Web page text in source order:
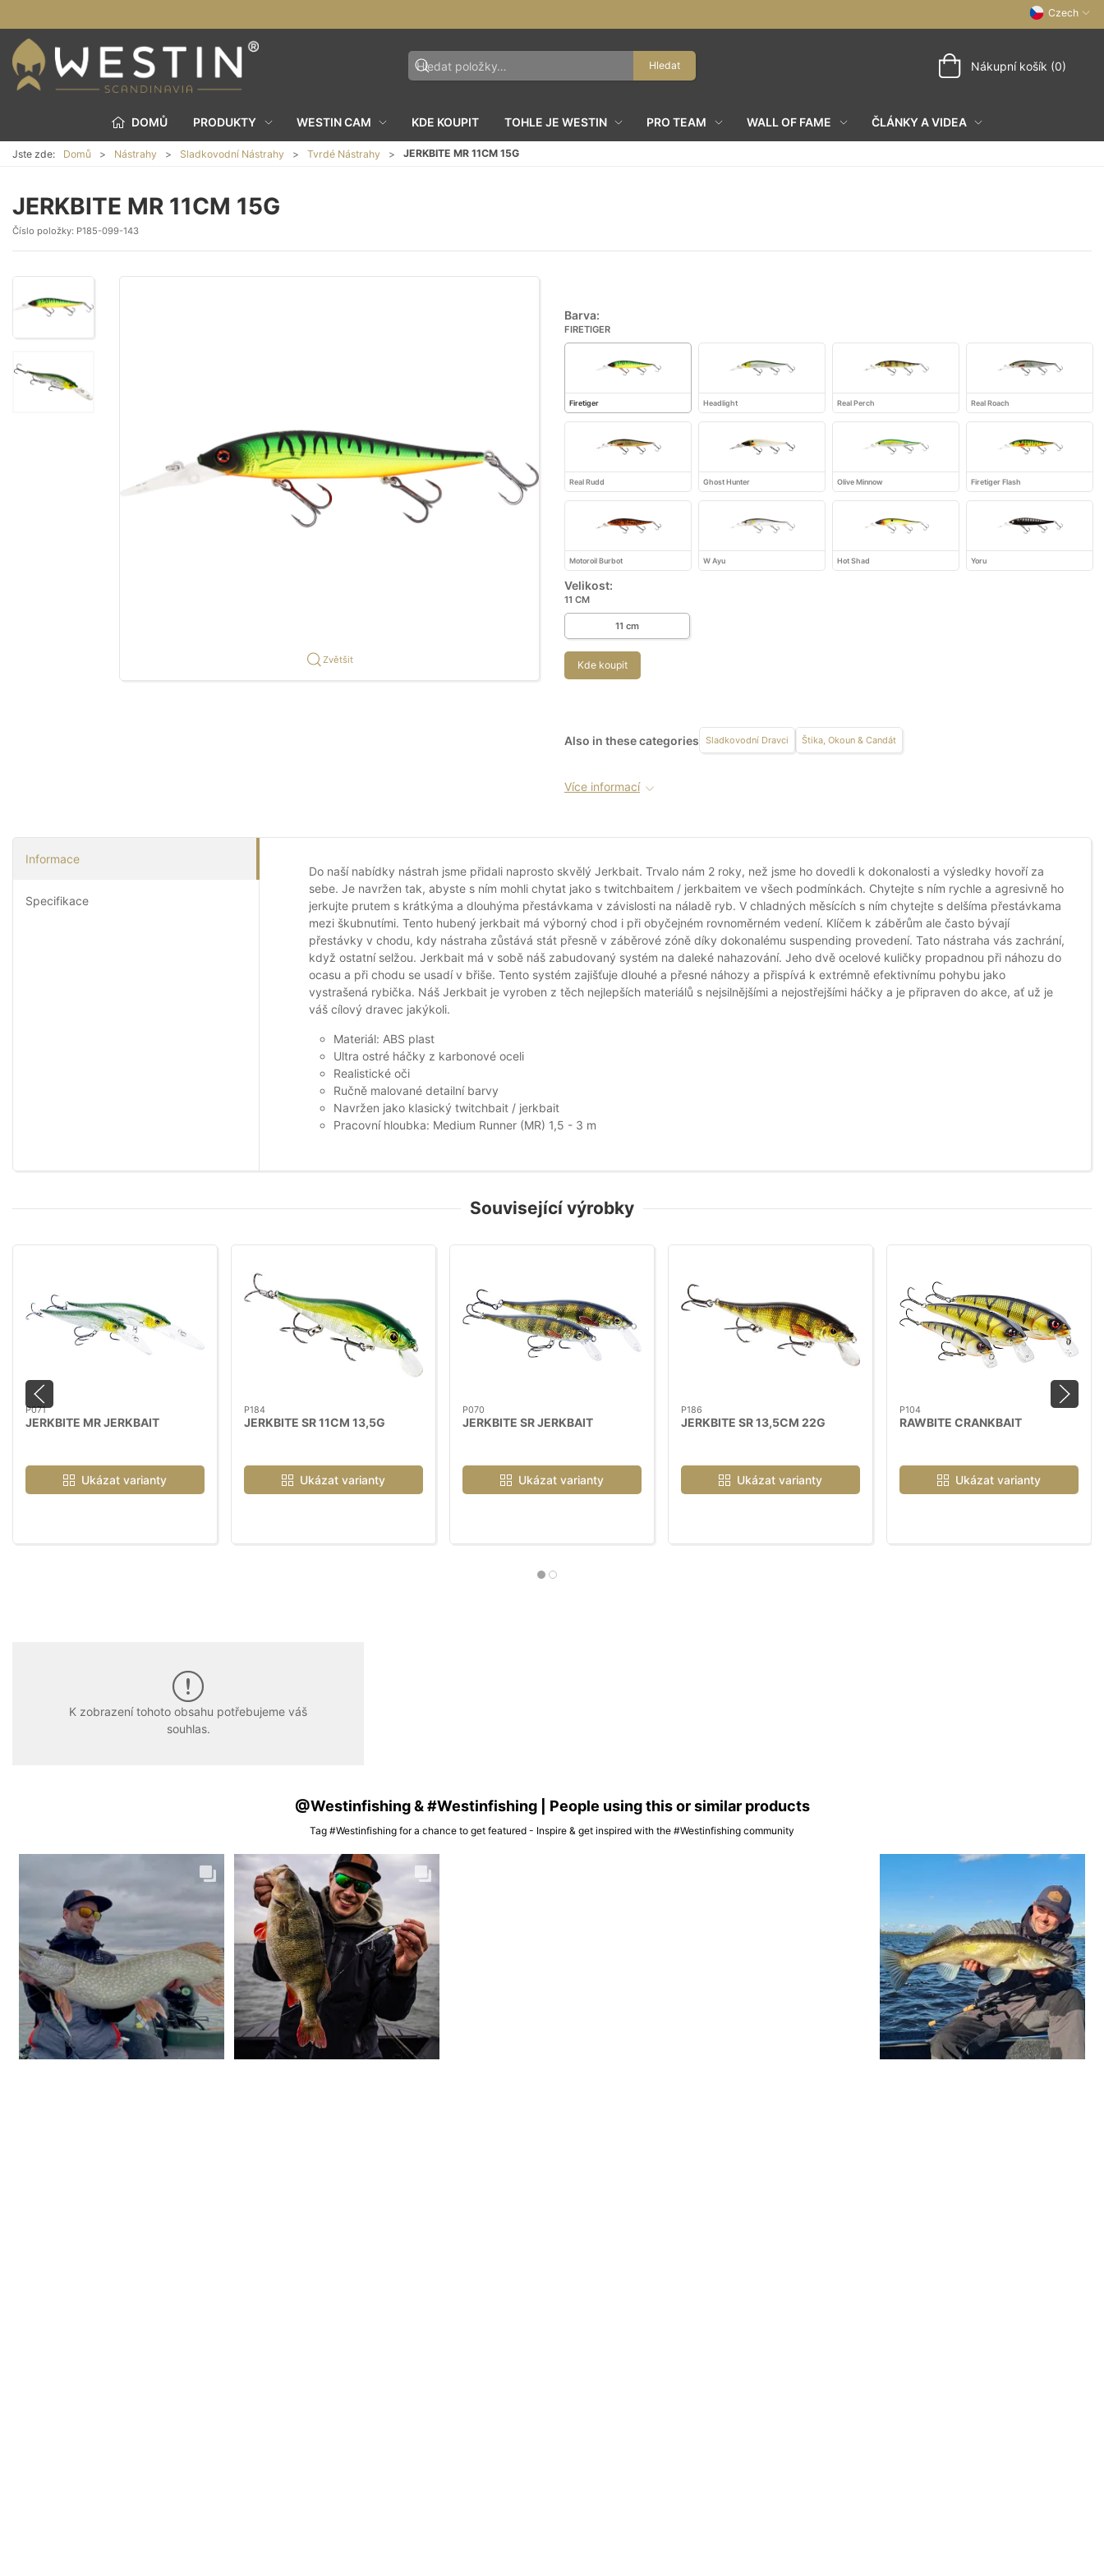
Czech
Hledat Nákupní košík (0)
DOMŮ PRODUKTY WESTIN CAM KDE KOUPIT TOHLE JE WESTIN PRO TEAM WALL OF FAME ČLÁNKY A VIDEA
Jste zde: Domů Nástrahy Sladkovodní Nástrahy Tvrdé Nástrahy JERKBITE MR 11CM 15G
JERKBITE MR 11CM 15G
Číslo položky: P185-099-143
Zvětšit
Barva:
FIRETIGER
Firetiger Headlight Real Perch Real Roach
Real Rudd Ghost Hunter Olive Minnow Firetiger Flash
Motoroil Burbot W Ayu Hot Shad Yoru
Velikost:
11 CM
11 cm
Kde koupit
Also in these categories Sladkovodní Dravci Štika, Okoun & Candát
Více informací
Informace
Specifikace
Do naší nabídky nástrah jsme přidali naprosto skvělý Jerkbait. Trvalo nám 2 roky, než jsme ho dovedli k dokonalosti a výsledky hovoří za
sebe. Je navržen tak, abyste s ním mohli chytat jako s twitchbaitem / jerkbaitem ve všech podmínkách. Chytejte s ním rychle a agresivně ho
jerkujte prutem s krátkýma a dlouhýma přestávkama v závislosti na náladě ryb. V chladných měsících s ním chytejte s delšíma přestávkama
mezi škubnutími. Tento hubený jerkbait má výborný chod i při obyčejném rovnoměrném vedení. Klíčem k záběrům ale často bývají
přestávky v chodu, kdy nástraha zůstává stát přesně v záběrové zóně díky dokonalému suspending provedení. Tato nástraha vás zachrání,
když ostatní selžou. Jerkbait má v sobě náš zabudovaný systém na daleké nahazování. Jeho dvě ocelové kuličky propadnou při náhozu do
ocasu a při chodu se usadí v břiše. Tento systém zajišťuje dlouhé a přesné náhozy a přispívá k extrémně efektivnímu pohybu jako
vystrašená rybička. Náš Jerkbait je vyroben z těch nejlepších materiálů s nejsilnějšími a nejostřejšími háčky a je připraven do akce, ať už je
váš cílový dravec jakýkoli.
Materiál: ABS plast
Ultra ostré háčky z karbonové oceli
Realistické oči
Ručně malované detailní barvy
Navržen jako klasický twitchbait / jerkbait
Pracovní hloubka: Medium Runner (MR) 1,5 - 3 m
Související výrobky
P071
JERKBITE MR JERKBAIT
Ukázat varianty
P184
JERKBITE SR 11CM 13,5G
Ukázat varianty
P070
JERKBITE SR JERKBAIT
Ukázat varianty
P186
JERKBITE SR 13,5CM 22G
Ukázat varianty
P104
RAWBITE CRANKBAIT
Ukázat varianty
K zobrazení tohoto obsahu potřebujeme váš
souhlas.
@Westinfishing & #Westinfishing | People using this or similar products
Tag #Westinfishing for a chance to get featured - Inspire & get inspired with the #Westinfishing community